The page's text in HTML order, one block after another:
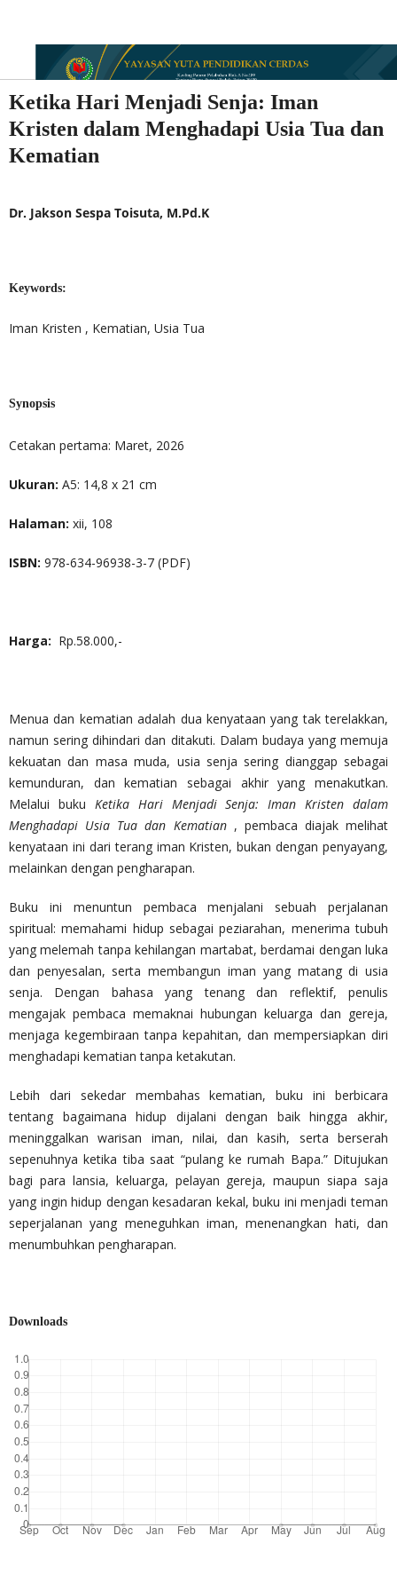
Ketika Hari Menjadi Senja: Iman
Kristen dalam Menghadapi Usia Tua dan
Kematian
Dr. Jakson Sespa Toisuta, M.Pd.K
Keywords:
Iman Kristen , Kematian, Usia Tua
Synopsis
Cetakan pertama: Maret, 2026
Ukuran: A5: 14,8 x 21 cm
Halaman: xii, 108
ISBN: 978-634-96938-3-7 (PDF)
Harga: Rp.58.000,-
Menua dan kematian adalah dua kenyataan yang tak terelakkan,
namun sering dihindari dan ditakuti. Dalam budaya yang memuja
kekuatan dan masa muda, usia senja sering dianggap sebagai
kemunduran, dan kematian sebagai akhir yang menakutkan.
Melalui buku Ketika Hari Menjadi Senja: Iman Kristen dalam
Menghadapi Usia Tua dan Kematian, pembaca diajak melihat
kenyataan ini dari terang iman Kristen, bukan dengan penyayang,
melainkan dengan pengharapan.
Buku ini menuntun pembaca menjalani sebuah perjalanan
spiritual: memahami hidup sebagai peziarahan, menerima tubuh
yang melemah tanpa kehilangan martabat, berdamai dengan luka
dan penyesalan, serta membangun iman yang matang di usia
senja. Dengan bahasa yang tenang dan reflektif, penulis
mengajak pembaca memaknai hubungan keluarga dan gereja,
menjaga kegembiraan tanpa kepahitan, dan mempersiapkan diri
menghadapi kematian tanpa ketakutan.
Lebih dari sekedar membahas kematian, buku ini berbicara
tentang bagaimana hidup dijalani dengan baik hingga akhir,
meninggalkan warisan iman, nilai, dan kasih, serta berserah
sepenuhnya ketika tiba saat “pulang ke rumah Bapa.” Ditujukan
bagi para lansia, keluarga, pelayan gereja, maupun siapa saja
yang ingin hidup dengan kesadaran kekal, buku ini menjadi teman
seperjalanan yang meneguhkan iman, menenangkan hati, dan
menumbuhkan pengharapan.
Downloads